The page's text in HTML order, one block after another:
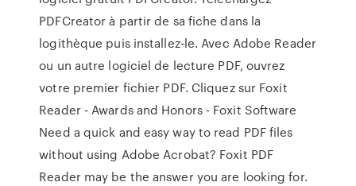
PDFCreator à partir de sa fiche dans la
logithèque puis installez-le. Avec Adobe Reader
ou un autre logiciel de lecture PDF, ouvrez
votre premier fichier PDF. Cliquez sur Foxit
Reader - Awards and Honors - Foxit Software
Need a quick and easy way to read PDF files
without using Adobe Acrobat? Foxit PDF
Reader may be the answer you are looking for.